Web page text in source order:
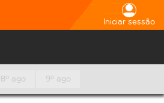
Iniciar sessão
8º ago 9º ago